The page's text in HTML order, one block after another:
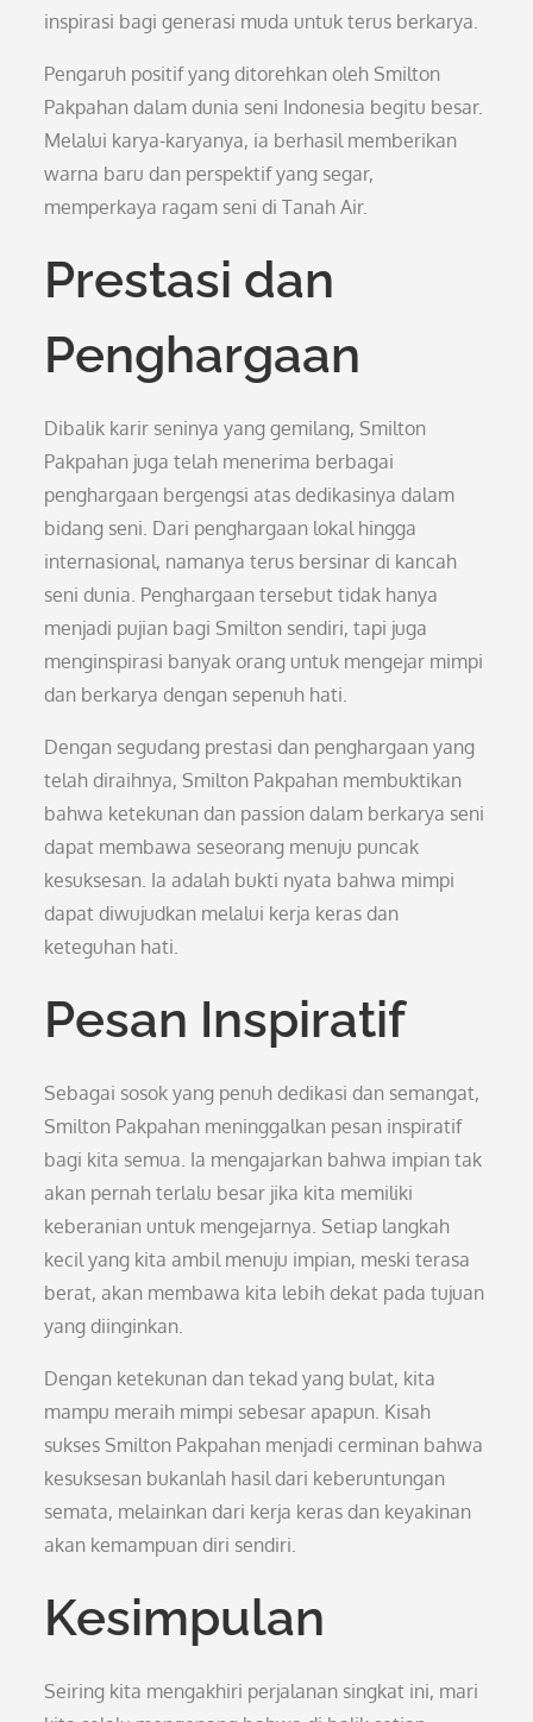
inspirasi bagi generasi muda untuk terus berkarya.
Pengaruh positif yang ditorehkan oleh Smilton
Pakpahan dalam dunia seni Indonesia begitu besar.
Melalui karya-karyanya, ia berhasil memberikan
warna baru dan perspektif yang segar,
memperkaya ragam seni di Tanah Air.
Prestasi dan
Penghargaan
Dibalik karir seninya yang gemilang, Smilton
Pakpahan juga telah menerima berbagai
penghargaan bergengsi atas dedikasinya dalam
bidang seni. Dari penghargaan lokal hingga
internasional, namanya terus bersinar di kancah
seni dunia. Penghargaan tersebut tidak hanya
menjadi pujian bagi Smilton sendiri, tapi juga
menginspirasi banyak orang untuk mengejar mimpi
dan berkarya dengan sepenuh hati.
Dengan segudang prestasi dan penghargaan yang
telah diraihnya, Smilton Pakpahan membuktikan
bahwa ketekunan dan passion dalam berkarya seni
dapat membawa seseorang menuju puncak
kesuksesan. Ia adalah bukti nyata bahwa mimpi
dapat diwujudkan melalui kerja keras dan
keteguhan hati.
Pesan Inspiratif
Sebagai sosok yang penuh dedikasi dan semangat,
Smilton Pakpahan meninggalkan pesan inspiratif
bagi kita semua. Ia mengajarkan bahwa impian tak
akan pernah terlalu besar jika kita memiliki
keberanian untuk mengejarnya. Setiap langkah
kecil yang kita ambil menuju impian, meski terasa
berat, akan membawa kita lebih dekat pada tujuan
yang diinginkan.
Dengan ketekunan dan tekad yang bulat, kita
mampu meraih mimpi sebesar apapun. Kisah
sukses Smilton Pakpahan menjadi cerminan bahwa
kesuksesan bukanlah hasil dari keberuntungan
semata, melainkan dari kerja keras dan keyakinan
akan kemampuan diri sendiri.
Kesimpulan
Seiring kita mengakhiri perjalanan singkat ini, mari